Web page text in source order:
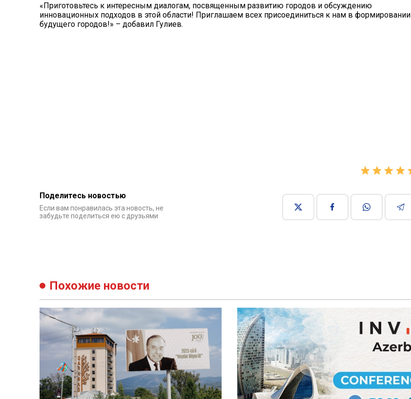
«Приготовьтесь к интересным диалогам, посвященным развитию городов и обсуждению
инновационных подходов в этой области! Приглашаем всех присоединиться к нам в формировании
будущего городов!» – добавил Гулиев.
Поделитесь новостью
Если вам понравилась эта новость, не
забудьте поделиться ею с друзьями
Похожие новости